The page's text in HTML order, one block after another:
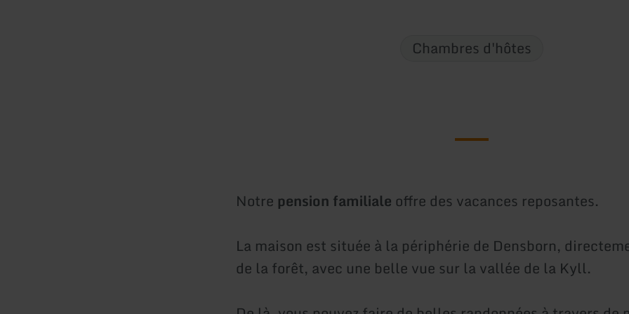
Chambres d'hôtes
Notre pension familiale offre des vacances reposantes.
La maison est située à la périphérie de Densborn,
de la forêt, avec une belle vue sur la vallée de la Kyll.